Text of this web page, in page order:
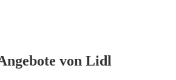
von Lidl